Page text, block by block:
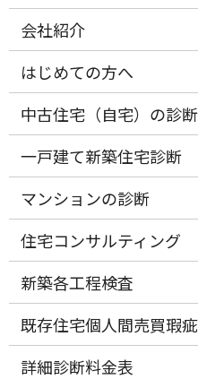
会社紹介
はじめての方へ
中古住宅（自宅）の診断
一戸建て新築住宅診断
マンションの診断
住宅コンサルティング
新築各工程検査
既存住宅個人間売買瑕
詳細診断料金表